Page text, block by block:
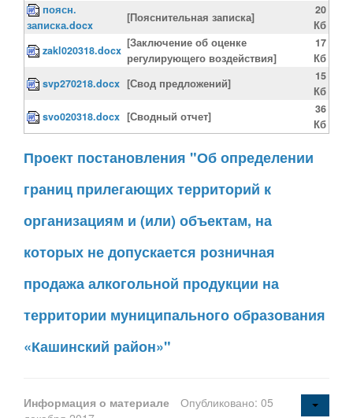
поясн.
записка.docx
[Пояснительная записка]
20
Кб
zakl020318.docx
[Заключение об оценке
регулирующего воздействия]
17
Кб
svp270218.docx [Свод предложений]
15
Кб
svo020318.docx [Сводный отчет]
36
Кб
Проект постановления "Об определении
границ прилегающих территорий к
организациям и (или) объектам, на
которых не допускается розничная
продажа алкогольной продукции на
территории муниципального образования
«Кашинский район»"
Информация о материале
Опубликовано: 05